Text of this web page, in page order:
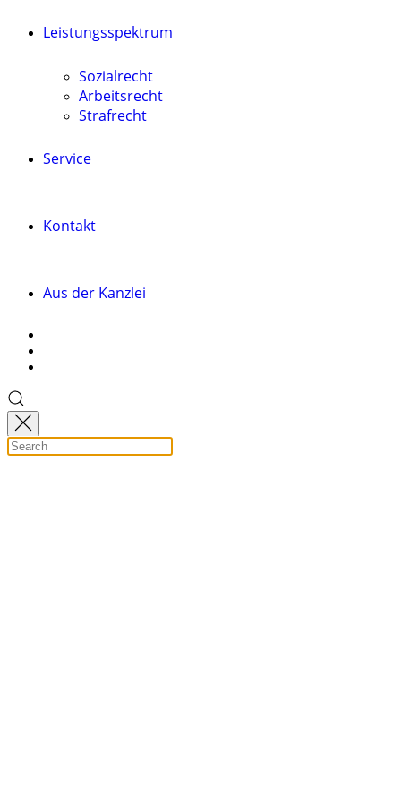
Leistungsspektrum
Sozialrecht
Arbeitsrecht
Strafrecht
Service
Kontakt
Aus der Kanzlei